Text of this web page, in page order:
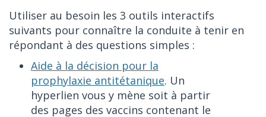
Utiliser au besoin les 3 outils interactifs
suivants pour connaître la conduite à tenir en
répondant à des questions simples :
Aide à la décision pour la
prophylaxie antitétanique. Un
hyperlien vous y mène soit à partir
des pages des vaccins contenant le